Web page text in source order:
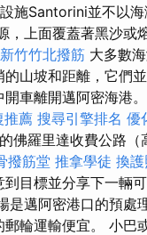
施Santorini並不以海
，上面覆蓋著黑沙或
新竹竹北撥筋 大多數
山坡和距離，它們並
車離開邁阿密海港。
推薦 搜尋引擎排名 優
佛羅里達收費公路（
撥筋堂 推拿學徒 換護
目標並分享下一輛
是邁阿密港口的預處
輪運輸便宜。 小巴